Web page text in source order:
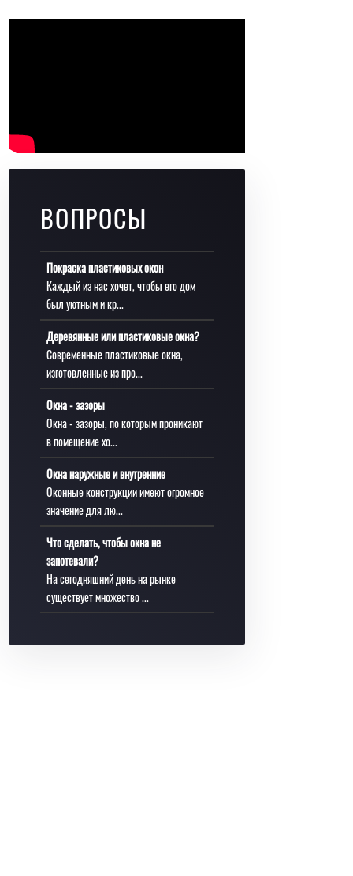
ВОПРОСЫ
Покраска пластиковых окон
Каждый из нас хочет, чтобы его дом
был уютным и кр...
Деревянные или пластиковые окна?
Современные пластиковые окна,
изготовленные из про...
Окна - зазоры
Окна - зазоры, по которым проникают
в помещение хо...
Окна наружные и внутренние
Оконные конструкции имеют огромное
значение для лю...
Что сделать, чтобы окна не
запотевали?
На сегодняшний день на рынке
существует множество ...